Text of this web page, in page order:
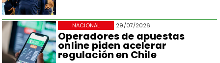
29/07/2026
Operadores de apuestas
online piden acelerar
regulación en Chile
NACIONAL